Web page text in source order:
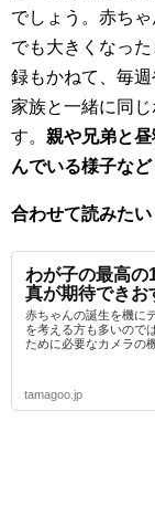
でしょう。赤ち
でも大きくなっ
録もかねて、毎
家族と一緒に同
す。 親や兄弟と
んでいる様子な
合わせて読みたい
わが子の最高の
真が期待できお
赤ちゃんの誕生を機に
を考える方も多いので
ために必要なカメラの
tamagoo.jp